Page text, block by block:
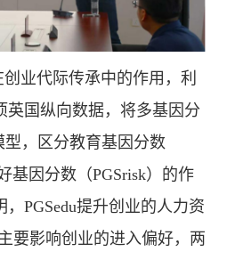
业代际传承中的作用，利
英国纵向数据，将多基因分
型，区分教育基因分数
基因分数（PGSrisk）的作
PGSedu提升创业的人力资
要影响创业的进入偏好，两